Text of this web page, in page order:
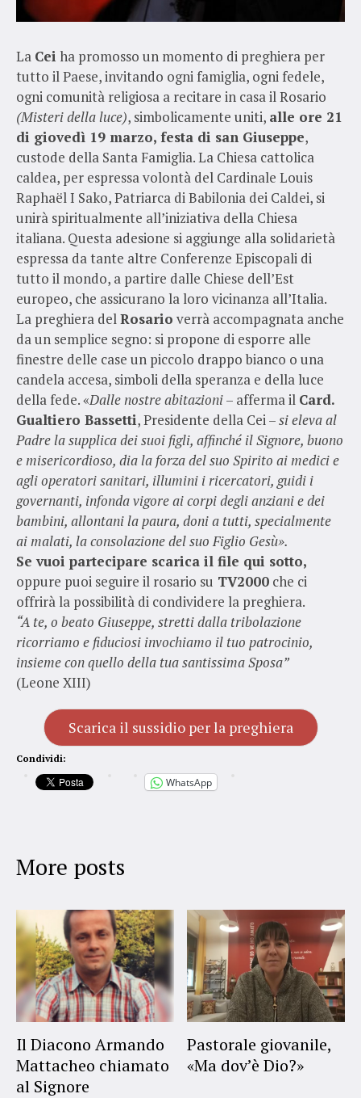
La Cei ha promosso un momento di preghiera per
tutto il Paese, invitando ogni famiglia, ogni fedele,
ogni comunità religiosa a recitare in casa il Rosario
(Misteri della luce), simbolicamente uniti, alle ore 21
di giovedì 19 marzo, festa di san Giuseppe,
custode della Santa Famiglia. La Chiesa cattolica
caldea, per espressa volontà del Cardinale Louis
Raphaël I Sako, Patriarca di Babilonia dei Caldei, si
unirà spiritualmente all’iniziativa della Chiesa
italiana. Questa adesione si aggiunge alla solidarietà
espressa da tante altre Conferenze Episcopali di
tutto il mondo, a partire dalle Chiese dell’Est
europeo, che assicurano la loro vicinanza all’Italia.
La preghiera delRosario verrà accompagnata anche
da un semplice segno: si propone di esporre alle
finestre delle case un piccolo drappo bianco o una
candela accesa, simboli della speranza e della luce
della fede. «Dalle nostre abitazioni– afferma il Card.
Gualtiero Bassetti, Presidente della Cei –si eleva al
Padre la supplica dei suoi figli, affinché il Signore, buono
e misericordioso, dia la forza del suo Spirito ai medici e
agli operatori sanitari, illumini i ricercatori, guidi i
governanti, infonda vigore ai corpi degli anziani e dei
bambini, allontani la paura, doni a tutti, specialmente
ai malati, la consolazione del suo Figlio Gesù».
Se vuoi partecipare scarica il file qui sotto,
oppure puoi seguire il rosario su TV2000 che ci
offrirà la possibilità di condividere la preghiera.
“A te, o beato Giuseppe, stretti dalla tribolazione
ricorriamo e fiduciosi invochiamo il tuo patrocinio,
insieme con quello della tua santissima Sposa”
(Leone XIII)
Scarica il sussidio per la preghiera
Condividi:
WhatsApp
More posts
Il Diacono Armando
Mattacheo chiamato
al Signore
Pastorale giovanile,
«Ma dov’è Dio?»